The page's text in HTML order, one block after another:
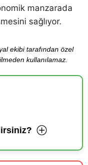
manzarada
sağlıyor.
ekibi tarafından özel
kullanılamaz.